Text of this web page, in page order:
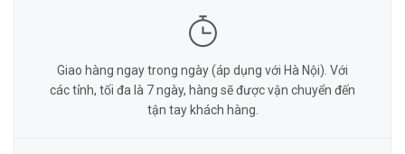
Giao hàng ngay trong ngày (áp dụng với Hà Nội). Với
các tỉnh, tối đa là 7 ngày, hàng sẽ được vận chuyển đến
tận tay khách hàng.